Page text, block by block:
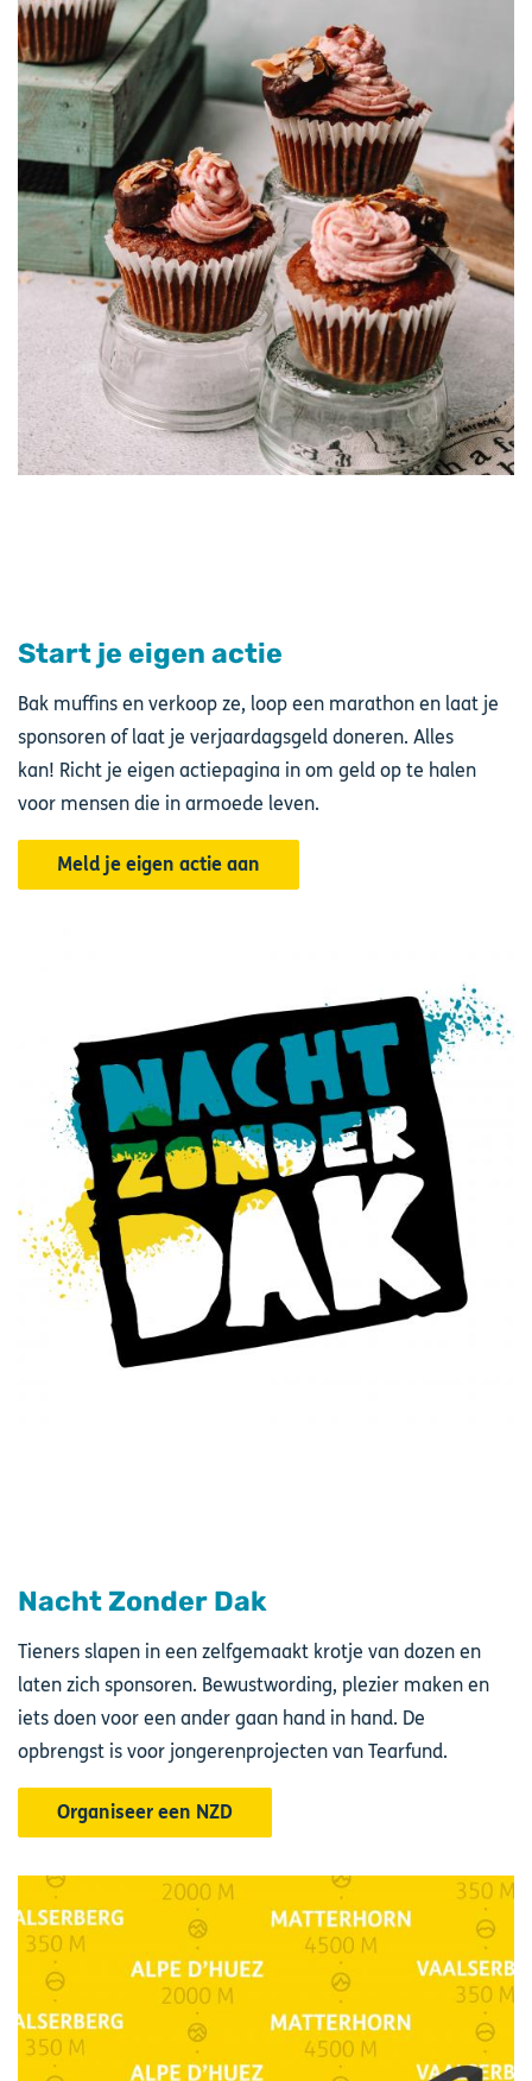
Start je eigen actie
Bak muffins en verkoop ze, loop een marathon en laat je
sponsoren of laat je verjaardagsgeld doneren. Alles
kan! Richt je eigen actiepagina in om geld op te halen
voor mensen die in armoede leven.
Meld je eigen actie aan
Nacht Zonder Dak
Tieners slapen in een zelfgemaakt krotje van dozen en
laten zich sponsoren. Bewustwording, plezier maken en
iets doen voor een ander gaan hand in hand. De
opbrengst is voor jongerenprojecten van Tearfund.
Organiseer een NZD